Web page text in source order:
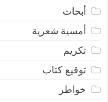
أبحاث
أمسية شعرية
تكريم
توقيع كتاب
خواطر